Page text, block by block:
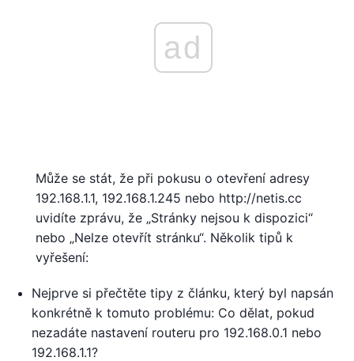
ad
Může se stát, že při pokusu o otevření adresy
192.168.1.1, 192.168.1.245 nebo http://netis.cc
uvidíte zprávu, že „Stránky nejsou k dispozici“
nebo „Nelze otevřít stránku“. Několik tipů k
vyřešení:
Nejprve si přečtěte tipy z článku, který byl napsán
konkrétně k tomuto problému: Co dělat, pokud
nezadáte nastavení routeru pro 192.168.0.1 nebo
192.168.1.1?